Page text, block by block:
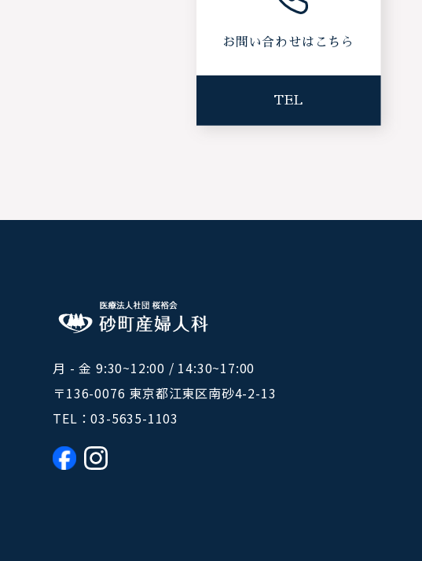
お問い合わせはこちら
TEL
月 - 金 9:30~12:00 / 14:30~17:00
〒136-0076 東京都江東区南砂4-2-13
TEL：03-5635-1103